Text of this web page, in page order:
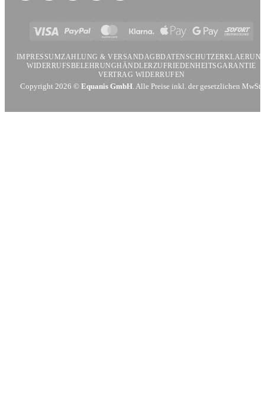
Visa PayPal MasterCardKlarna
Apple
Google
Sofort
IMPRESSUMZAHLUNG & VERSANDAGB
WIDERRUFSBELEHRUNGHÄNDLERZUFRIEDENHEITSGARANTIE
VERTRAG WIDERRUFEN
Copyright 2026 © Equanis GmbH . Alle Preise inkl. der gesetzlichen MwSt.